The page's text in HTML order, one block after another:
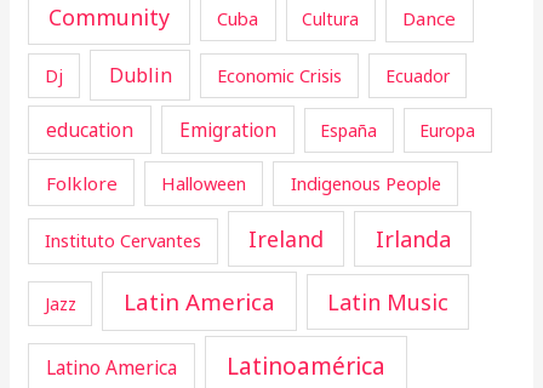
Community Cuba Cultura Dance
Dj Dublin Economic Crisis Ecuador
education Emigration España Europa
Folklore Halloween Indigenous People
Instituto Cervantes Ireland Irlanda
Jazz Latin America Latin Music
Latino America Latinoamérica